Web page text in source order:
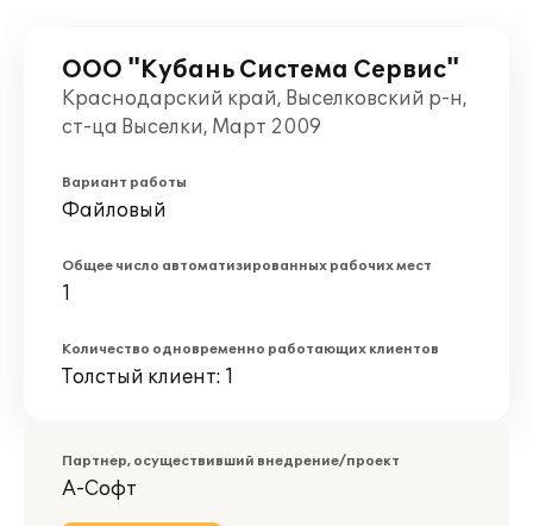
ООО "Кубань Система Сервис"
Краснодарский край, Выселковский р-н,
ст-ца Выселки, Март 2009
Вариант работы
Файловый
Общее число автоматизированных рабочих мест
1
Количество одновременно работающих клиентов
Толстый клиент: 1
Партнер, осуществивший внедрение/проект
А-Софт